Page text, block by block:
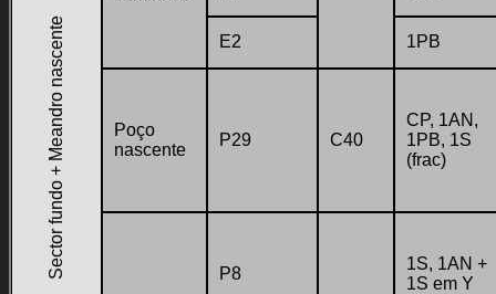
Sector fundo + Meandro nascente E2 1PB
Poço
nascente
P29 C40
CP, 1AN,
1PB, 1S
(frac)
P8
1S, 1AN +
1S em Y